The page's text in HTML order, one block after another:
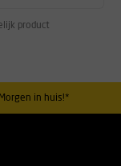
product
in huis!*